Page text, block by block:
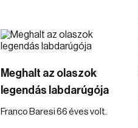
Meghalt az olaszok
legendás labdarúgója
Franco Baresi 66 éves volt.